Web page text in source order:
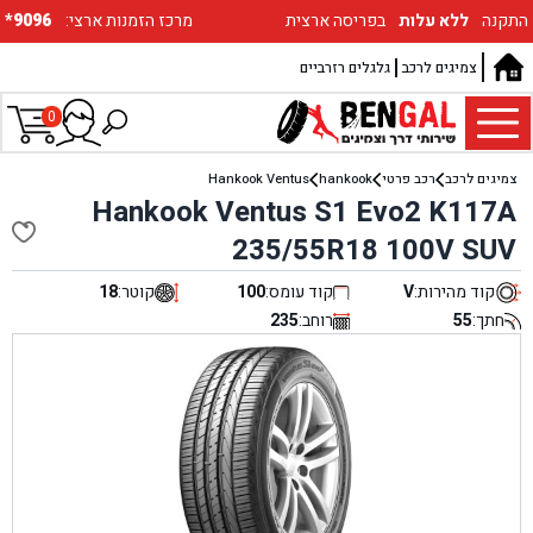
*9096 :מרכז הזמנות ארצי התקנה ללא עלות בפריסה ארצית
גלגלים רזרביים צמיגים לרכב
0
צמיגים לרכב רכב פרטי hankook
Hankook Ventus
Hankook Ventus S1 Evo2 K117A
235/55R18 100V SUV
קוד מהירות:V קוד עומס:100 קוטר:18
חתך:55 רוחב:235